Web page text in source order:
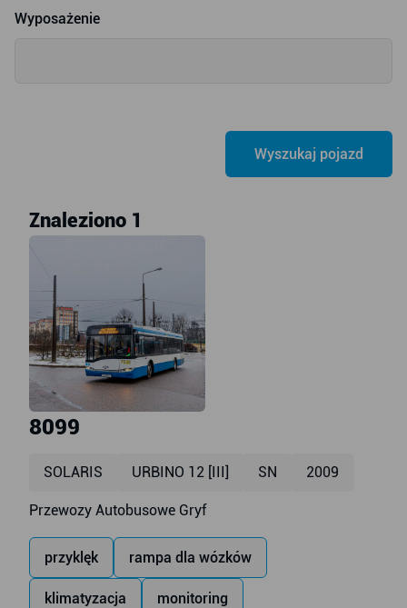
Wyposażenie
Znaleziono 1
8099
SOLARIS URBINO 12 [III] SN 2009
Przewozy Autobusowe Gryf
przyklęk rampa dla wózków
klimatyzacja monitoring